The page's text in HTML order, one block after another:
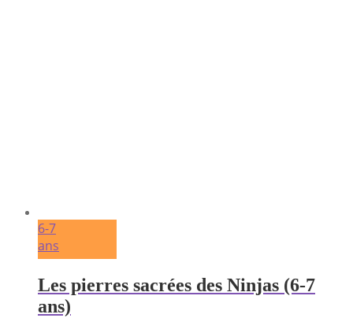
6-7
ans
Les pierres sacrées des Ninjas (6-7
ans)